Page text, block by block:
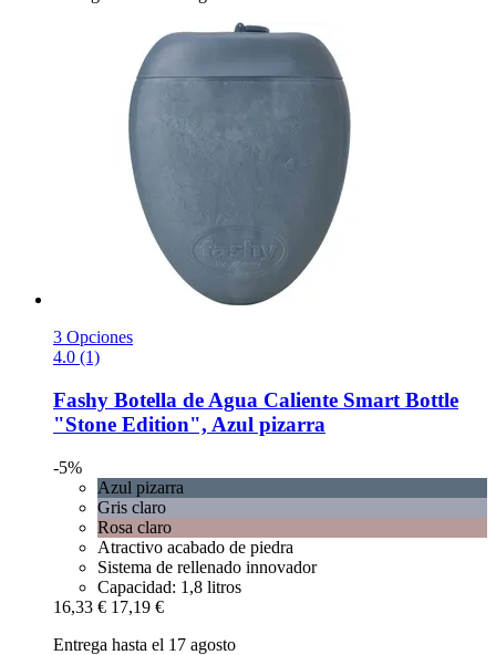
3 Opciones
4.0 (1)
Fashy Botella de Agua Caliente Smart Bottle
"Stone Edition", Azul pizarra
-5%
Azul pizarra
Gris claro
Rosa claro
Atractivo acabado de piedra
Sistema de rellenado innovador
Capacidad: 1,8 litros
16,33 € 17,19 €
Entrega hasta el 17 agosto